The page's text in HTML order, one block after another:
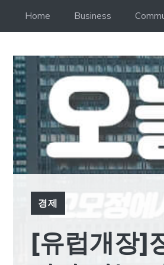
Home Business
경제
[유럽개장]